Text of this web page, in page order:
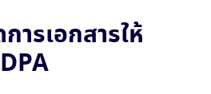
ารเอกสารให้